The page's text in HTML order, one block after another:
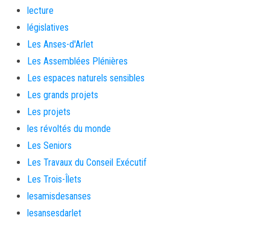
lecture
législatives
Les Anses-d'Arlet
Les Assemblées Plénières
Les espaces naturels sensibles
Les grands projets
Les projets
les révoltés du monde
Les Seniors
Les Travaux du Conseil Exécutif
Les Trois-Îlets
lesamisdesanses
lesansesdarlet